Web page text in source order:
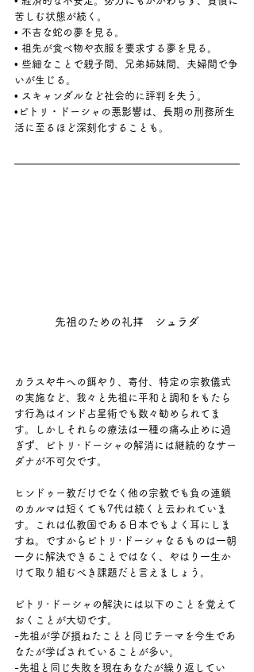
苦しむ状態が続く。
• 不吉な蛇の夢を見る。
• 祖先が食べ物や衣服を要求する夢を見る。
• 些細なことで親子間、兄弟姉妹間、夫婦間で争
いが生じる。
• スキャンダルなど社会的に評判を失う。
•ピトリ・ドーシャの悪影響は、長期の刑務所生
活に至るほど深刻化することも。
先祖のための礼拝　シュラダ
カラスや牛への餌やり、寄付、特定の宗教儀式
の実施など、我々と先祖に平和と調和をもたら
す行為はインド占星術でも数々勧められてま
す。しかしそれらの療法は一種の痛み止めに過
ぎず、ピトリ･ドーシャの解消には継続的なサー
ダナが不可欠です。
ヒンドゥー教だけでなく他の宗教でも負の連鎖
のカルマは短くても7代は続くと云われていま
す。これは仏教国である日本でもよく耳にしま
すね。ですからピトリ･ドーシャなるものは一朝
一夕に解決できることではなく、やはり一生か
けて取り組むべき課題だと言えましょう。
ピトリ･ドーシャの解決には以下のことを覚えて
おくことが大切です。
-先祖が学び損ねたことと同じテーマを今生であ
なたが学ばされていることが多い。
-先祖と同じ失敗を現在あなたが繰り返してい